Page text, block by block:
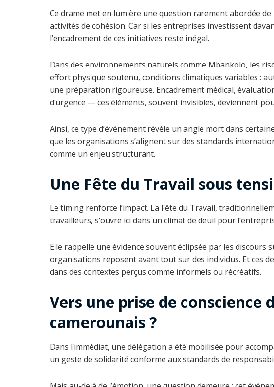
Ce drame met en lumière une question rarement abordée
activités de cohésion. Car si les entreprises investissent
l’encadrement de ces initiatives reste inégal.
Dans des environnements naturels comme Mbankolo, les
effort physique soutenu, conditions climatiques variables :
une préparation rigoureuse. Encadrement médical,
d’urgence — ces éléments, souvent invisibles, deviennent
Ainsi, ce type d’événement révèle un angle mort dans
que les organisations s’alignent sur des standards
comme un enjeu structurant.
Une Fête du Travail sous
Le timing renforce l’impact. La Fête du Travail,
travailleurs, s’ouvre ici dans un climat de deuil pour
Elle rappelle une évidence souvent éclipsée par les discours
organisations reposent avant tout sur des individus. Et ces
dans des contextes perçus comme informels ou récréatifs.
Vers une prise de conscience
camerounais ?
Dans l’immédiat, une délégation a été mobilisée pour
un geste de solidarité conforme aux standards de